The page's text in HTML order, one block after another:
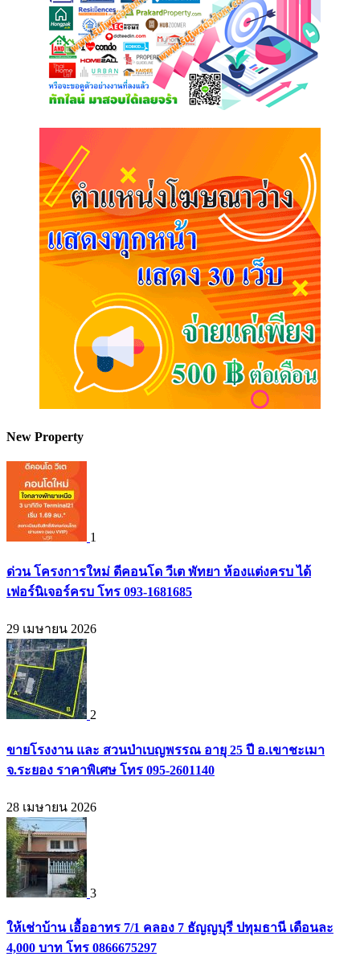
New Property
1
ด่วน โครงการใหม่ ดีคอนโด วีเต พัทยา ห้องแต่งครบ ได้
เฟอร์นิเจอร์ครบ โทร 093-1681685
29 เมษายน 2026
2
ขายโรงงาน และ สวนป่าเบญพรรณ อายุ 25 ปี อ.เขาชะเมา
จ.ระยอง ราคาพิเศษ โทร 095-2601140
28 เมษายน 2026
3
ให้เช่าบ้าน เอื้ออาทร 7/1 คลอง 7 ธัญญบุรี ปทุมธานี เดือนละ
4,000 บาท โทร 0866675297